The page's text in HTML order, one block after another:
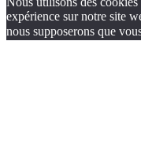
expérience sur notre site
nous supposerons que